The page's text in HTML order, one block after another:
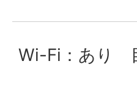
Wi-Fi：あり